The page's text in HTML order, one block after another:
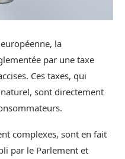
la
par une taxe
Ces taxes, qui
sont directement
complexes, sont en fait
par le Parlement et